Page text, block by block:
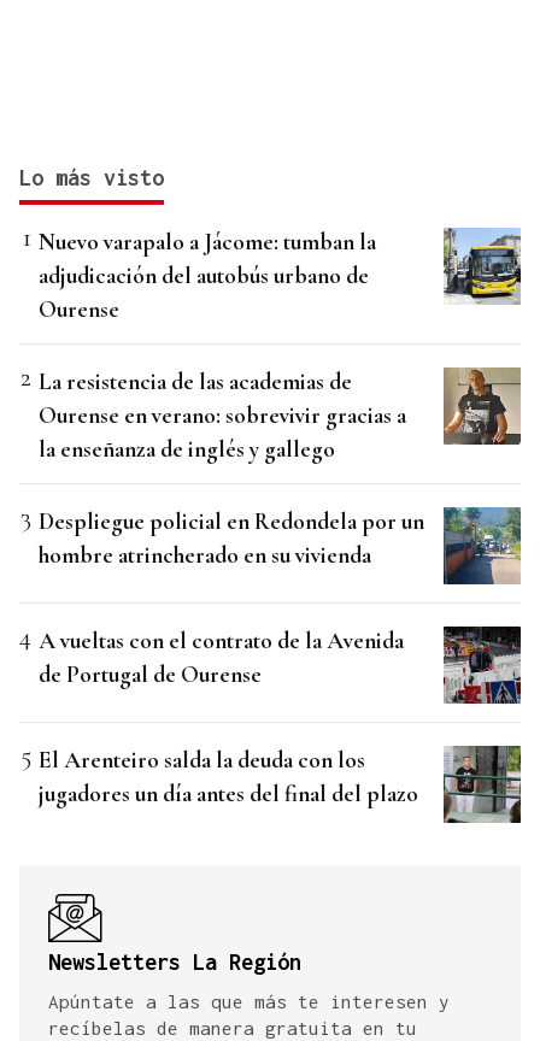
Lo más visto
Nuevo varapalo a Jácome: tumban la
adjudicación del autobús urbano de
Ourense
La resistencia de las academias de
Ourense en verano: sobrevivir gracias a
la enseñanza de inglés y gallego
Despliegue policial en Redondela por un
hombre atrincherado en su vivienda
A vueltas con el contrato de la Avenida
de Portugal de Ourense
El Arenteiro salda la deuda con los
jugadores un día antes del final del plazo
Newsletters La Región
Apúntate a las que más te interesen y
recíbelas de manera gratuita en tu